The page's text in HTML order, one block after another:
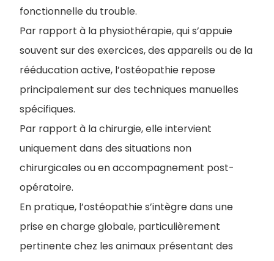
fonctionnelle du trouble.
Par rapport à la physiothérapie, qui s’appuie
souvent sur des exercices, des appareils ou de la
rééducation active, l’ostéopathie repose
principalement sur des techniques manuelles
spécifiques.
Par rapport à la chirurgie, elle intervient
uniquement dans des situations non
chirurgicales ou en accompagnement post-
opératoire.
En pratique, l’ostéopathie s’intègre dans une
prise en charge globale, particulièrement
pertinente chez les animaux présentant des